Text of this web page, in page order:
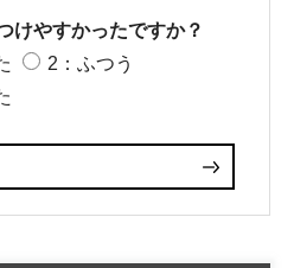
けやすかったですか？
2：ふつう